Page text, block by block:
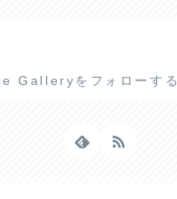
Galleryをフォローする